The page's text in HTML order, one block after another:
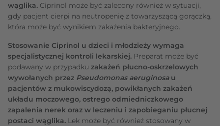
wąglika. Ciprinol może być zalecony również w sytuacji,
gdy pacjent cierpi na neutropenię z towarzyszącą gorączką,
która może być wynikiem zakażenia bakteryjnego.
Stosowanie Ciprinol u dzieci i młodzieży wymaga
specjalistycznej kontroli lekarskiej. Preparat może być
podawany w przypadku zakażeń płucno-oskrzelowych
wywołanych przez Pseudomonas aeruginosau
pacjentów z mukowiscydozą, powikłanych zakażeń
układu moczowego, ostrego odmiedniczkowego
zapalenia nerek oraz w leczeniu i zapobieganiu płucnej
postaci wąglika. Lek może być również stosowany w